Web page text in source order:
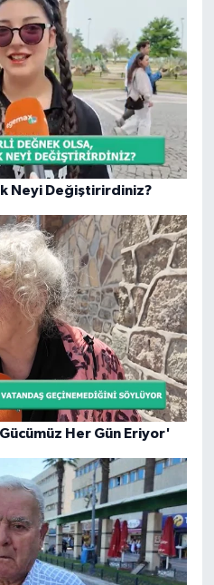
Neyi Değiştirirdiniz?
Her Gün Eriyor'